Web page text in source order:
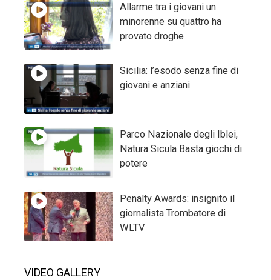
Allarme tra i giovani un
minorenne su quattro ha
provato droghe
Sicilia: l’esodo senza fine di
giovani e anziani
Parco Nazionale degli Iblei,
Natura Sicula Basta giochi di
potere
Penalty Awards: insignito il
giornalista Trombatore di
WLTV
VIDEO GALLERY